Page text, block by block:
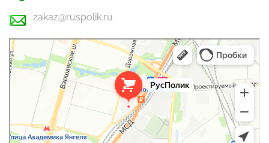
zakaz@ruspolik.ru
РусПолик
Оргстекло, поликарбонат в Москве
Строительные и отделочные работы в Москве